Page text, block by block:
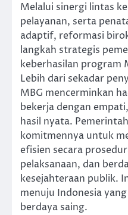
Melalui sinergi lintas
pelayanan, serta
adaptif, reformasi
langkah strategis
keberhasilan program
Lebih dari sekadar
MBG mencerminkan
bekerja dengan
hasil nyata.
komitmennya untuk
efisien secara
pelaksanaan, dan
kesejahteraan publik.
menuju Indonesia
berdaya saing.